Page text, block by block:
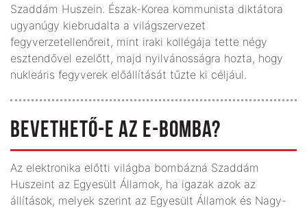
Szaddám Huszein. Észak-Korea kommunista diktátora
ugyanúgy kiebrudalta a világszervezet
fegyverzetellenőreit, mint iraki kollégája tette négy
esztendővel ezelőtt, majd nyilvánosságra hozta, hogy
nukleáris fegyverek előállítását tűzte ki céljául.
BEVETHETŐ-E AZ E-BOMBA?
Az elektronika előtti világba bombázná Szaddám
Huszeint az Egyesült Államok, ha igazak azok az
állítások, melyek szerint az Egyesült Államok és Nagy-